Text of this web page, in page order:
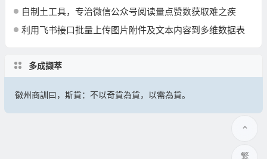
自制土工具，专治微信公众号阅读量点赞数获取难之疾
利用飞书接口批量上传图片附件及文本内容到多维数据表
多成撷萃
徽州商訓曰，斯貨：不以奇貨為貨，以需為貨。
繁